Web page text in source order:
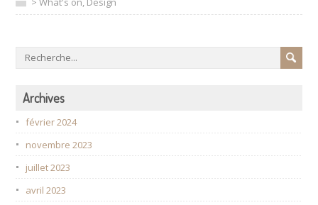
Archives
février 2024
novembre 2023
juillet 2023
avril 2023